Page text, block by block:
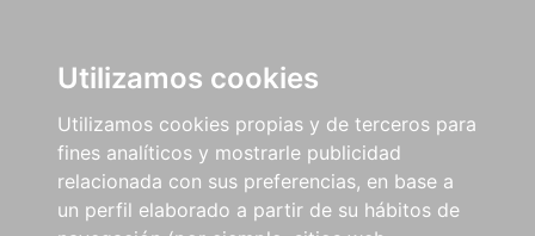
Utilizamos cookies
Utilizamos cookies propias y de terceros para
fines analíticos y mostrarle publicidad
relacionada con sus preferencias, en base a
un perfil elaborado a partir de su hábitos de